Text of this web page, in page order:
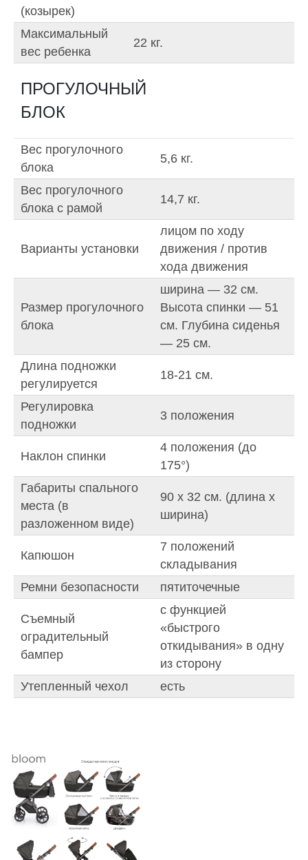
(козырек)
Максимальный
вес ребенка
22 кг.
ПРОГУЛОЧНЫЙ
БЛОК
Вес прогулочного
блока
5,6 кг.
Вес прогулочного
блока с рамой
14,7 кг.
Варианты установки
лицом по ходу
движения / против
хода движения
Размер прогулочного
блока
ширина — 32 см.
Высота спинки — 51
см. Глубина сиденья
— 25 см.
Длина подножки
регулируется
18-21 см.
Регулировка
подножки
3 положения
Наклон спинки
4 положения (до
175°)
Габариты спального
места (в
разложенном виде)
90 х 32 см. (длина x
ширина)
Капюшон
7 положений
складывания
Ремни безопасности
пятиточечные
Съемный
оградительный
бампер
с функцией
«быстрого
откидывания» в одну
из сторону
Утепленный чехол
есть